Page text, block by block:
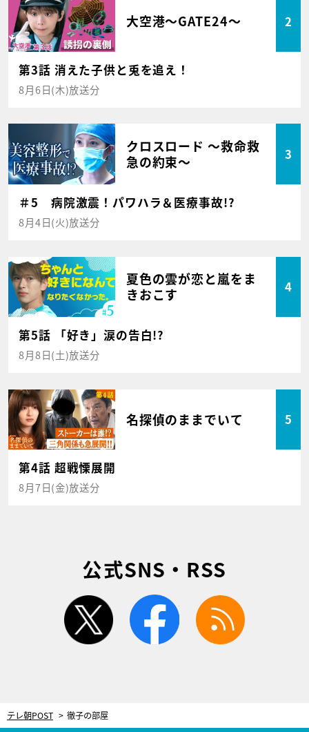
大空港～GATE24～ 2
第3話 消えた子供と兎を追え！
8月6日(木)放送分
クロスロード ～救命救
急の約束～
3
＃5 病院激震！パワハラ＆医療事故!?
8月4日(火)放送分
夏色の雲が恋と嵐をま
きおこす
4
第5話 「好き」涙の告白!?
8月8日(土)放送分
名探偵のままでいて 5
第4話 超戦慄展開
8月7日(金)放送分
公式SNS・RSS
twitter facebook
テレ朝POST 徹子の部屋